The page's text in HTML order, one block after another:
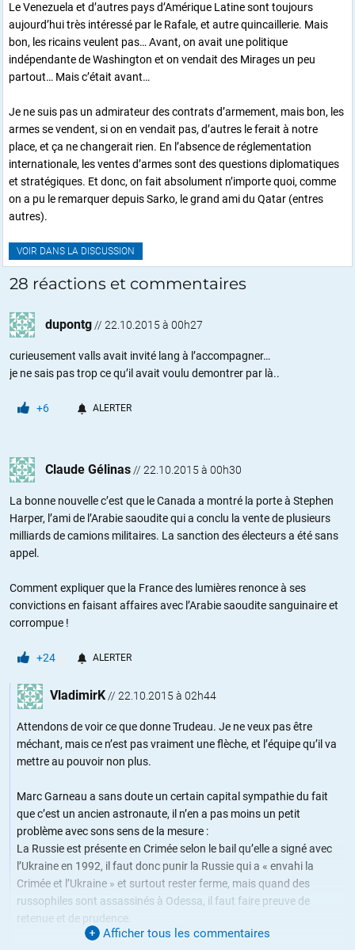
Le Venezuela et d’autres pays d’Amérique Latine sont toujours
aujourd’hui très intéressé par le Rafale, et autre quincaillerie. Mais
bon, les ricains veulent pas… Avant, on avait une politique
indépendante de Washington et on vendait des Mirages un peu
partout… Mais c’était avant…
Je ne suis pas un admirateur des contrats d’armement, mais bon, les
armes se vendent, si on en vendait pas, d’autres le ferait à notre
place, et ça ne changerait rien. En l’absence de réglementation
internationale, les ventes d’armes sont des questions diplomatiques
et stratégiques. Et donc, on fait absolument n’importe quoi, comme
on a pu le remarquer depuis Sarko, le grand ami du Qatar (entres
autres).
VOIR DANS LA DISCUSSION
28 réactions et commentaires
dupontg// 22.10.2015 à 00h27
curieusement valls avait invité lang à l’accompagner…
je ne sais pas trop ce qu’il avait voulu demontrer par là..
+6 ALERTER
Claude Gélinas// 22.10.2015 à 00h30
La bonne nouvelle c’est que le Canada a montré la porte à Stephen
Harper, l’ami de l’Arabie saoudite qui a conclu la vente de plusieurs
milliards de camions militaires. La sanction des électeurs a été sans
appel.
Comment expliquer que la France des lumières renonce à ses
convictions en faisant affaires avec l’Arabie saoudite sanguinaire et
corrompue !
+24 ALERTER
VladimirK// 22.10.2015 à 02h44
Attendons de voir ce que donne Trudeau. Je ne veux pas être
méchant, mais ce n’est pas vraiment une flèche, et l’équipe qu’il va
mettre au pouvoir non plus.
Marc Garneau a sans doute un certain capital sympathie du fait
que c’est un ancien astronaute, il n’en a pas moins un petit
problème avec sons sens de la mesure :
La Russie est présente en Crimée selon le bail qu’elle a signé avec
l’Ukraine en 1992, il faut donc punir la Russie qui a « envahi la
Crimée et l’Ukraine » et surtout rester ferme, mais quand des
russophiles sont assassinés à Odessa, il faut faire preuve de
retenue et de prudence.
Afficher tous les commentaires